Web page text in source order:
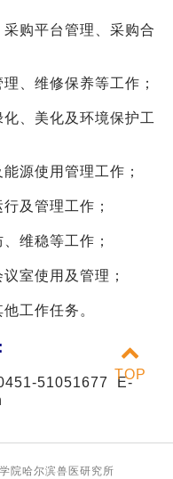
采购平台管理、采购合
、维修保养等工作；
化、美化及环境保护工
源使用管理工作；
及管理工作；
维稳等工作；
室使用及管理；
工作任务。
51051677 E-
院哈尔滨兽医研究所
TOP